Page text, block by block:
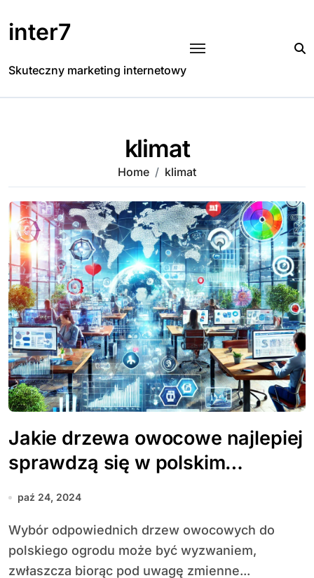
to
content
inter7
Skuteczny marketing internetowy
klimat
Home klimat
Jakie drzewa owocowe najlepiej
sprawdzą się w polskim
klimacie?
paź 24, 2024
Wybór odpowiednich drzew owocowych do
polskiego ogrodu może być wyzwaniem,
zwłaszcza biorąc pod uwagę zmienne...